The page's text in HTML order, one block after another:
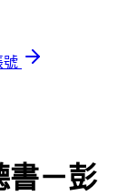
號
書－彭